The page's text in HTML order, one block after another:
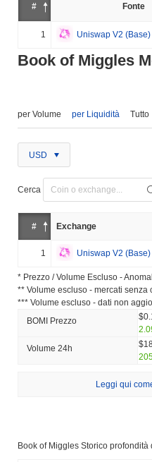
# Fonte
1 Uniswap V2 (Base)
Book of Miggles
per Volume per Liquidità Tutto
USD
Cerca
# Exchange
1 Uniswap V2 (Base)
* Prezzo / Volume Escluso -
** Volume escluso - mercati
*** Volume escluso - dati non
BOMI Prezzo
Volume 24h
Leggi qui
Book of Miggles Storico profondità